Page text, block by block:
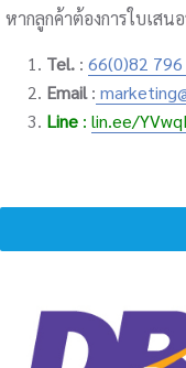
หากลูกค้าต้องการใบเสน
1. Tel. : 66(0)82
2. Email:
3. Line : lin.ee/